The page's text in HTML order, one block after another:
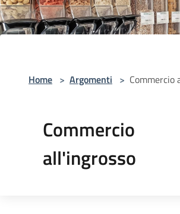
Home > Argomenti > Commercio
Commercio
all'ingrosso